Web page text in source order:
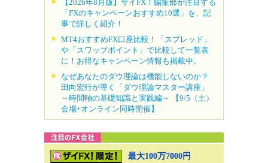
【2026年8月版】ザイFX！編集部が注目する
「FXのキャンペーンおすすめ10選」を、記
事で詳しく紹介！
MT4おすすめFX口座比較！「スプレッド」
や「スワップポイント」で比較して一覧表
に！お得なキャンペーン情報も掲載中。
なぜあなたのダウ理論は機能しないのか？
田向宏行が導く「ダウ理論マスター講座」
～時間軸の基礎知識と実践編～ 【9/5（土）
会場+オンライン同時開催】
最大100万7000円